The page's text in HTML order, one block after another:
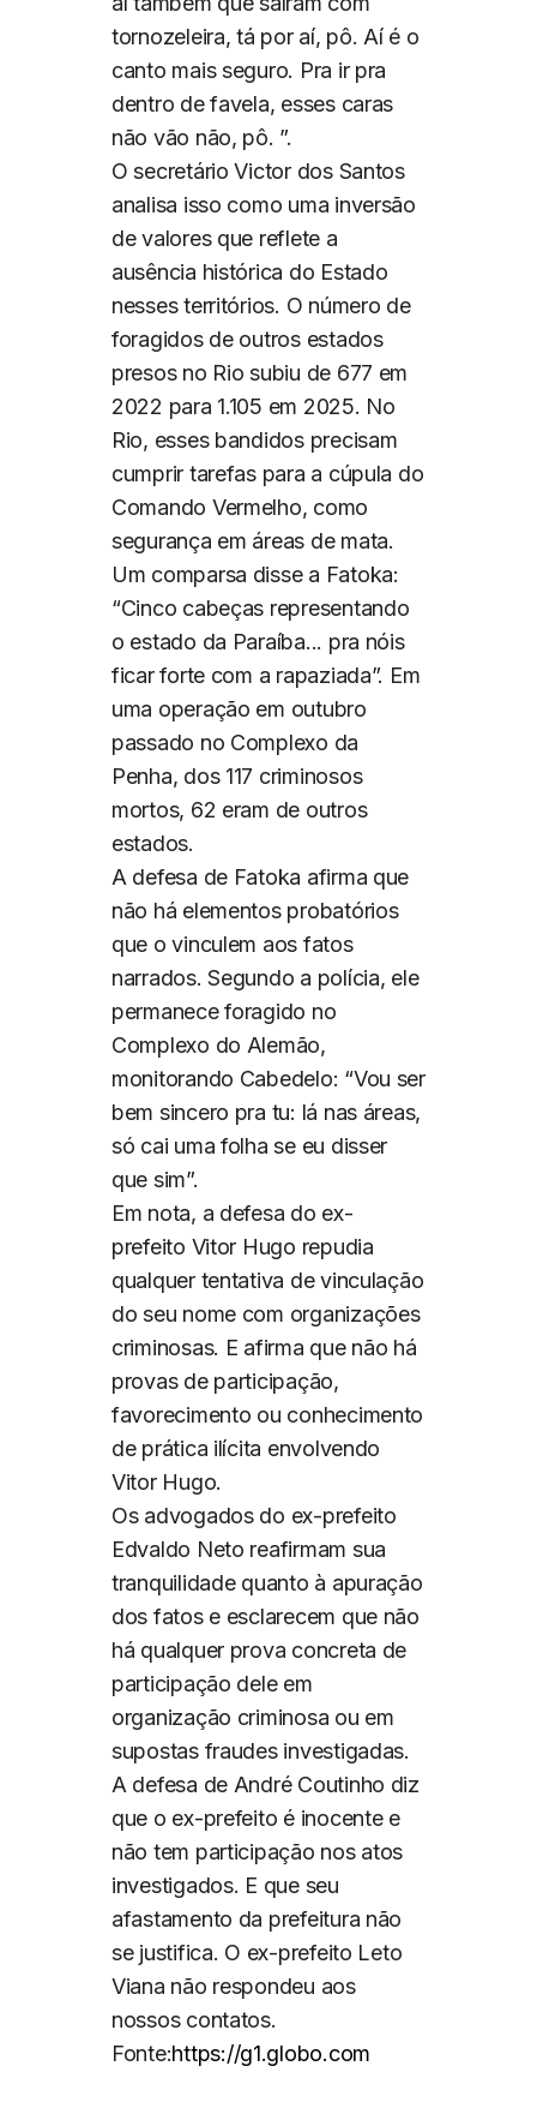
tornozeleira, tá por aí, pô. Aí é o
canto mais seguro. Pra ir pra
dentro de favela, esses caras
não vão não, pô. ”.
O secretário Victor dos Santos
analisa isso como uma inversão
de valores que reflete a
ausência histórica do Estado
nesses territórios. O número de
foragidos de outros estados
presos no Rio subiu de 677 em
2022 para 1.105 em 2025. No
Rio, esses bandidos precisam
cumprir tarefas para a cúpula do
Comando Vermelho, como
segurança em áreas de mata.
Um comparsa disse a Fatoka:
“Cinco cabeças representando
o estado da Paraíba... pra nóis
ficar forte com a rapaziada”. Em
uma operação em outubro
passado no Complexo da
Penha, dos 117 criminosos
mortos, 62 eram de outros
estados.
A defesa de Fatoka afirma que
não há elementos probatórios
que o vinculem aos fatos
narrados. Segundo a polícia, ele
permanece foragido no
Complexo do Alemão,
monitorando Cabedelo: “Vou ser
bem sincero pra tu: lá nas áreas,
só cai uma folha se eu disser
que sim”.
Em nota, a defesa do ex-
prefeito Vitor Hugo repudia
qualquer tentativa de vinculação
do seu nome com organizações
criminosas. E afirma que não há
provas de participação,
favorecimento ou conhecimento
de prática ilícita envolvendo
Vitor Hugo.
Os advogados do ex-prefeito
Edvaldo Neto reafirmam sua
tranquilidade quanto à apuração
dos fatos e esclarecem que não
há qualquer prova concreta de
participação dele em
organização criminosa ou em
supostas fraudes investigadas.
A defesa de André Coutinho diz
que o ex-prefeito é inocente e
não tem participação nos atos
investigados. E que seu
afastamento da prefeitura não
se justifica. O ex-prefeito Leto
Viana não respondeu aos
nossos contatos.
Fonte:https://g1.globo.com